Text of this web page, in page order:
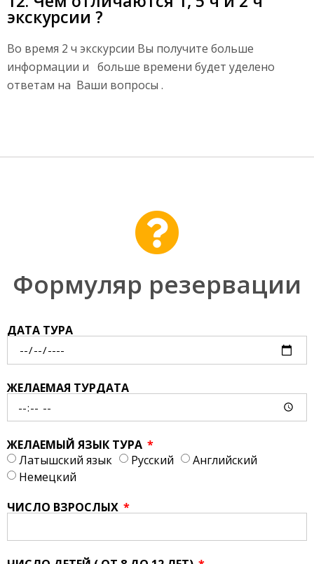
экскурсии ?
Во время 2 ч экскурсии Вы получите больше
информации и больше времени будет уделено
ответам на Ваши вопросы .
Формуляр резервации
ДАТА ТУРА
ЖЕЛАЕМАЯ ТУРДАТА
ЖЕЛАЕМЫЙ ЯЗЫК ТУРА
Латышский язык
Русский
Английский
Немецкий
ЧИСЛО ВЗРОСЛЫХ